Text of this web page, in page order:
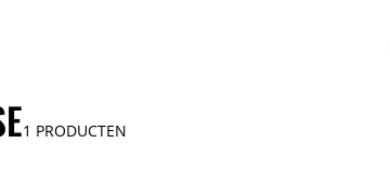
1 PRODUCTEN